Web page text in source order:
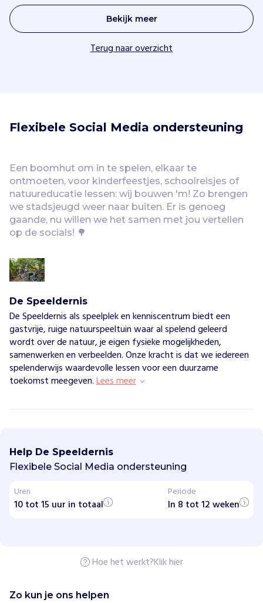
Bekijk meer
Terug naar overzicht
Flexibele Social Media ondersteuning
Een boomhut om in te spelen, elkaar te
ontmoeten, voor kinderfeestjes, schoolreisjes of
natuureducatie lessen: wij bouwen 'm! Zo brengen
we stadsjeugd weer naar buiten. Er is genoeg
gaande, nu willen we het samen met jou vertellen
op de socials! 🌳
De Speeldernis
De Speeldernis als speelplek en kenniscentrum biedt een
gastvrije, ruige natuurspeeltuin waar al spelend geleerd
wordt over de natuur, je eigen fysieke mogelijkheden,
samenwerken en verbeelden. Onze kracht is dat we iedereen
spelenderwijs waardevolle lessen voor een duurzame
toekomst meegeven.Lees meer
p
e
e
d
e
e
Help De Speeldernis
Flexibele Social Media ondersteuning
Uren
10 tot 15 uur in totaal
Periode
In 8 tot 12 weken
Hoe het werkt?Klik hier
Zo kun je ons helpen